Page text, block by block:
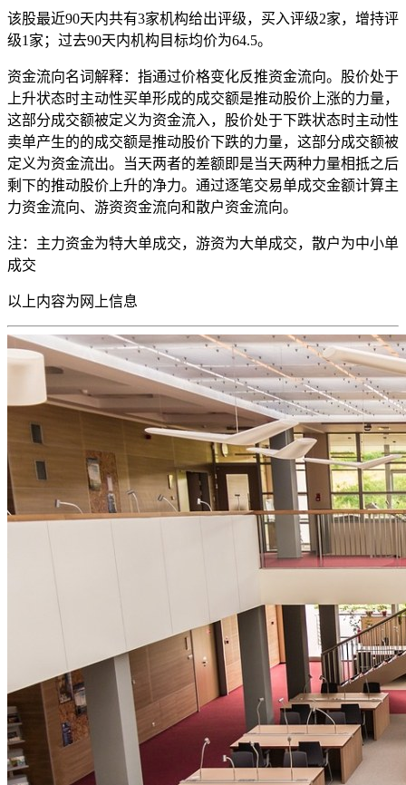
该股最近90天内共有3家机构给出评级，买入评级2家，增持评
级1家；过去90天内机构目标均价为64.5。
资金流向名词解释：指通过价格变化反推资金流向。股价处于
上升状态时主动性买单形成的成交额是推动股价上涨的力量，
这部分成交额被定义为资金流入，股价处于下跌状态时主动性
卖单产生的的成交额是推动股价下跌的力量，这部分成交额被
定义为资金流出。当天两者的差额即是当天两种力量相抵之后
剩下的推动股价上升的净力。通过逐笔交易单成交金额计算主
力资金流向、游资资金流向和散户资金流向。
注：主力资金为特大单成交，游资为大单成交，散户为中小单
成交
以上内容为 网上信息